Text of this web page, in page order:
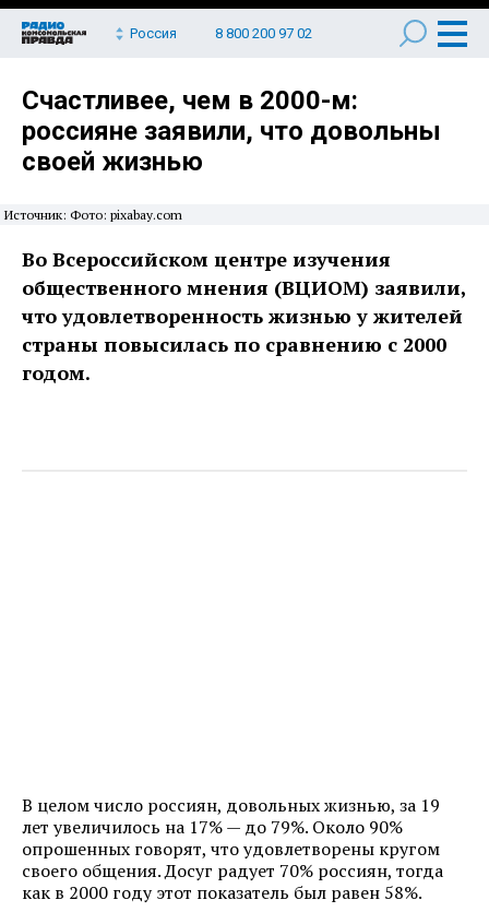
Россия 8 800 200 97 02
Счастливее, чем в 2000-м:
россияне заявили, что довольны
своей жизнью
Источник: Фото: pixabay.com
Во Всероссийском центре изучения
общественного мнения (ВЦИОМ) заявили,
что удовлетворенность жизнью у жителей
страны повысилась по сравнению с 2000
годом.
В целом число россиян, довольных жизнью, за 19
лет увеличилось на 17% — до 79%. Около 90%
опрошенных говорят, что удовлетворены кругом
своего общения. Досуг радует 70% россиян, тогда
как в 2000 году этот показатель был равен 58%.